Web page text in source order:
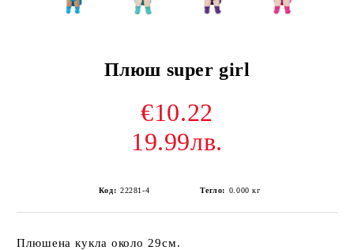
Плюш super girl
€10.22
19.99лв.
Код: 22281-4 Тегло: 0.000 кг
Плюшена кукла около 29см.